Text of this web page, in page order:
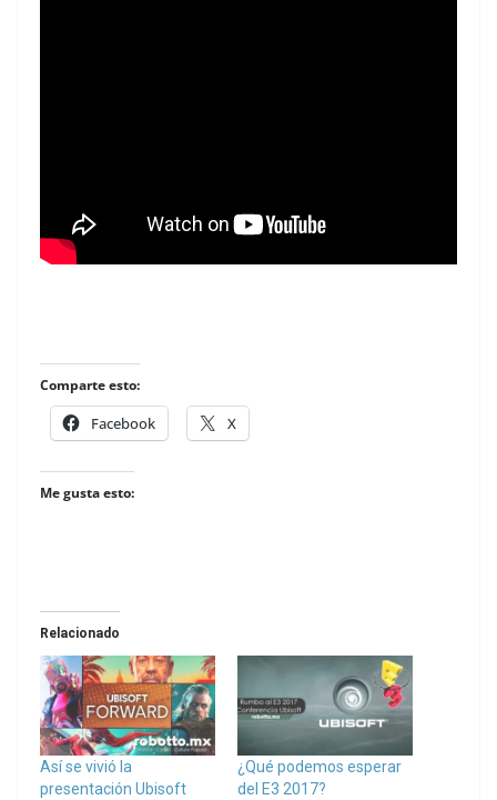
Comparte esto:
Facebook X
Me gusta esto:
Relacionado
Así se vivió la
presentación Ubisoft
¿Qué podemos esperar
del E3 2017?